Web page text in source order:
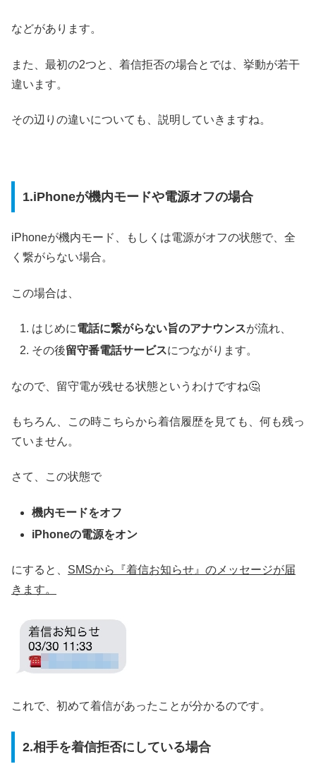
などがあります。
また、最初の2つと、着信拒否の場合とでは、挙動が若干
違います。
その辺りの違いについても、説明していきますね。
1.iPhoneが機内モードや電源オフの場合
iPhoneが機内モード、もしくは電源がオフの状態で、全
く繋がらない場合。
この場合は、
はじめに電話に繋がらない旨のアナウンスが流れ、
その後留守番電話サービスにつながります。
なので、留守電が残せる状態というわけですね🤔
もちろん、この時こちらから着信履歴を見ても、何も残っ
ていません。
さて、この状態で
機内モードをオフ
iPhoneの電源をオン
にすると、 SMSから『着信お知らせ』のメッセージが届
きます。
これで、初めて着信があったことが分かるのです。
2.相手を着信拒否にしている場合